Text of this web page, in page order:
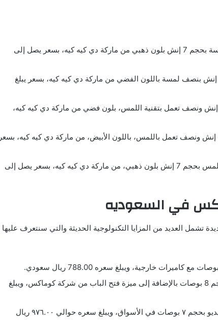
نصف لمسة بحجم 7 إنش بلون ذهبي من ماركة دي كيه كيه، بسعر يصل إلى
يتوفر في الأسواق شاشة أنتركم حجم 10 إنش بنصف لمسة باللون الفضي من ماركة دي كيه كيه، بسعر يبلغ
يتوفر في الأسواق شاشة إنتركم بحجم 7 إنش ونصف تعمل بتقنية اللمس، بلون فضي من ماركة دي كيه كيه،
متوفر في الأسواق شاشة إنتركم بحجم 7 إنش ونصف تعمل باللمس، باللون الأبيض، من ماركة دي كيه كيه، بسعر
يتوفر في الأسواق شاشة إنتركم تعمل باللمس بحجم 7 إنش بلون ذهبي، من ماركة دي كيه كيه، بسعر يصل إلى
في السعوديه
تشمل العديد من المزايا التكنولوجية الحديثة والتي سنتعرف عليها
يتوفر في الأسواق جهاز إنتركم صوتي بحجم 8 بوصات بالإضافة إلى ميزة فتح الباب من شركة كوماكس، ويبلغ
يمكن العثور على جهاز كوماكس أنتركم فيديو بحجم ٧ بوصات في الأسواق، ويبلغ سعره حوالي ٩٧٦.٠٠ ريال